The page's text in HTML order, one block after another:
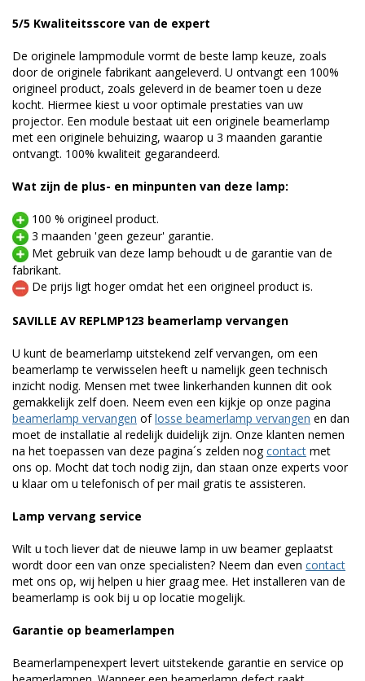
5/5 Kwaliteitsscore van de expert
De originele lampmodule vormt de beste lamp keuze, zoals
door de originele fabrikant aangeleverd. U ontvangt een 100%
origineel product, zoals geleverd in de beamer toen u deze
kocht. Hiermee kiest u voor optimale prestaties van uw
projector. Een module bestaat uit een originele beamerlamp
met een originele behuizing, waarop u 3 maanden garantie
ontvangt. 100% kwaliteit gegarandeerd.
Wat zijn de plus- en minpunten van deze lamp:
100 % origineel product.
3 maanden 'geen gezeur' garantie.
Met gebruik van deze lamp behoudt u de garantie van de
fabrikant.
De prijs ligt hoger omdat het een origineel product is.
SAVILLE AV REPLMP123 beamerlamp vervangen
U kunt de beamerlamp uitstekend zelf vervangen, om een
beamerlamp te verwisselen heeft u namelijk geen technisch
inzicht nodig. Mensen met twee linkerhanden kunnen dit ook
gemakkelijk zelf doen. Neem even een kijkje op onze pagina
beamerlamp vervangen oflosse beamerlamp vervangen en dan
moet de installatie al redelijk duidelijk zijn. Onze klanten nemen
na het toepassen van deze pagina´s zelden nogcontact met
ons op. Mocht dat toch nodig zijn, dan staan onze experts voor
u klaar om u telefonisch of per mail gratis te assisteren.
Lamp vervang service
Wilt u toch liever dat de nieuwe lamp in uw beamer geplaatst
wordt door een van onze specialisten? Neem dan even contact
met ons op, wij helpen u hier graag mee. Het installeren van de
beamerlamp is ook bij u op locatie mogelijk.
Garantie op beamerlampen
Beamerlampenexpert levert uitstekende garantie en service op